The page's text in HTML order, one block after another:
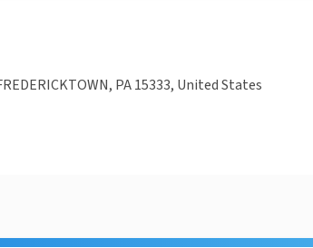
PA 15333, United States